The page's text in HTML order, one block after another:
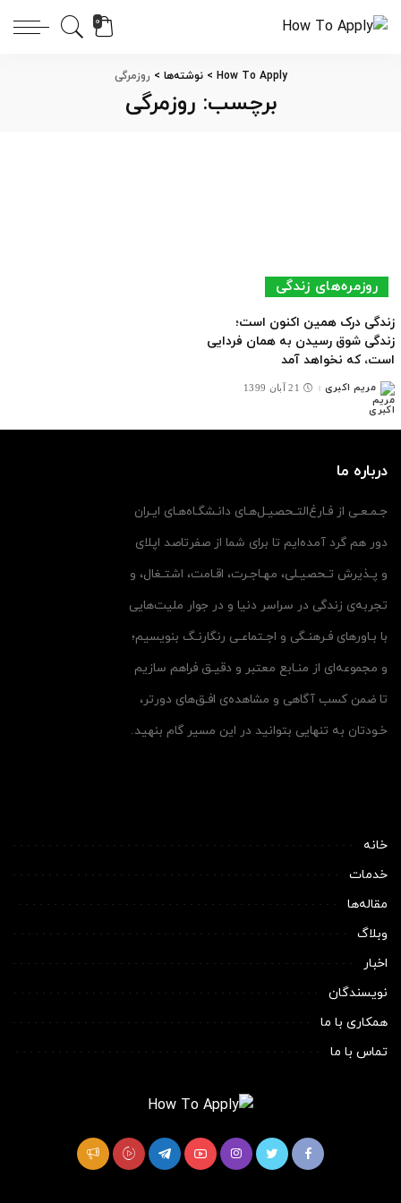
0
How To Apply
>نوشته‌ها > روزمرگی
برچسب:روزمرگی
روزمره‌های زندگی
زندگی درک همین اکنون است؛
زندگی شوق رسیدن به همان فردایی
است، که نخواهد آمد
ارسال
شده
توسط
مریم اکبری 21 آبان 1399
درباره ما
جـمـعـی از فـارغ‌التـحصیـل‌هـای دانـشگـاه‌هـای ایـران
دور هم گرد آمده‌ایم تا برای شما از صفرتاصد اپلای
و پـذیرش تـحصیـلی، مهـاجـرت، اقـامت، اشتـغال، و
تجربه‌ی زندگی در سراسر دنیا و در جوار ملیت‌هایی
با بـاورهای فـرهنـگی و اجـتماعـی رنگارنـگ بنویسیم؛
و مجموعه‌ای از منـابع معتبر و دقیـق فراهم سازیم
تا ضمن کسب آگاهی و مشاهده‌ی افـق‌های دورتر،
خـودتان به تنهایی بتوانید در این مسیر گام بنهید.
خانه
خدمات
مقاله‌ها
وبلاگ
اخبار
نویسندگان
همکاری با ما
تماس با ما